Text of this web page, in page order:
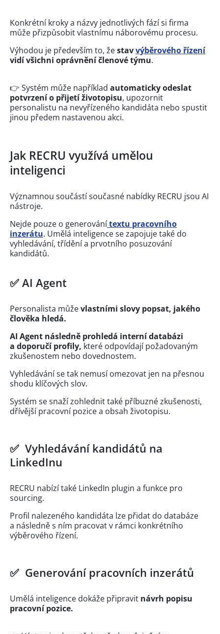
Konkrétní kroky a názvy jednotlivých fází si firma
může přizpůsobit vlastnímu náborovému procesu.
Výhodou je především to, žestavvýběrového řízení
vidí všichni oprávnění členové týmu.
👉 Systém může například automaticky odeslat
potvrzení o přijetí životopisu, upozornit
personalistu na nevyřízeného kandidáta nebo spustit
jinou předem nastavenou akci.
Jak RECRU využívá umělou
inteligenci
Významnou součástí současné nabídky RECRU jsou AI
nástroje.
Nejde pouze o generovánítextu pracovního
inzerátu. Umělá inteligence se zapojuje také do
vyhledávání, třídění a prvotního posuzování
kandidátů.
✅ AI Agent
Personalista můževlastními slovy popsat, jakého
člověka hledá.
AI Agent následně prohledá interní databázi
a doporučí profily, které odpovídají požadovaným
zkušenostem nebo dovednostem.
Vyhledávání se tak nemusí omezovat jen na přesnou
shodu klíčových slov.
Systém se snaží zohlednit také příbuzné zkušenosti,
dřívější pracovní pozice a obsah životopisu.
✅ Vyhledávání kandidátů na
LinkedInu
RECRU nabízí také LinkedIn plugin a funkce pro
sourcing.
Profil nalezeného kandidáta lze přidat do databáze
a následně s ním pracovat v rámci konkrétního
výběrového řízení.
✅ Generování pracovních inzerátů
Umělá inteligence dokáže připravit návrh popisu
pracovní pozice.